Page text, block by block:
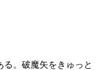
。破魔矢をきゅっと